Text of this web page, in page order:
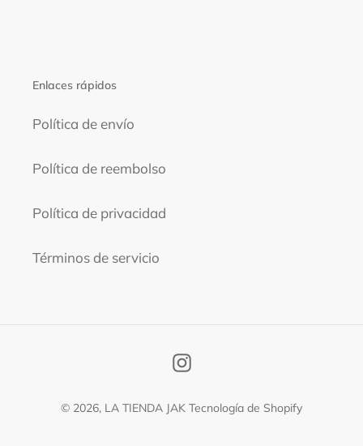
Enlaces rápidos
Política de envío
Política de reembolso
Política de privacidad
Términos de servicio
Instagram
© 2026, LA TIENDA JAK Tecnología de Shopify